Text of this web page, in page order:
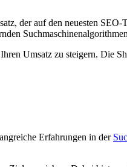
der auf den neuesten
Umsatz zu steigern. Die
Erfahrungen in der